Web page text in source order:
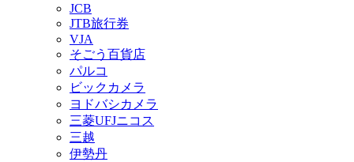
JCB
JTB旅行券
VJA
そごう百貨店
パルコ
ビックカメラ
ヨドバシカメラ
三菱UFJニコス
三越
伊勢丹